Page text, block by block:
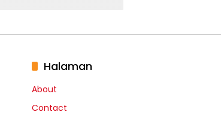
Halaman
About
Contact